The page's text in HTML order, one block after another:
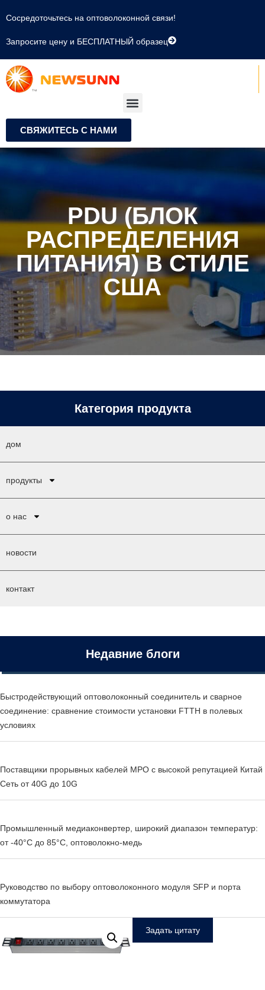
Сосредоточьтесь на оптоволоконной связи!
Запросите цену и БЕСПЛАТНЫЙ образец
СВЯЖИТЕСЬ С НАМИ
PDU (БЛОК
РАСПРЕДЕЛЕНИЯ
ПИТАНИЯ) В СТИЛЕ
США
Категория продукта
дом
продукты
о нас
новости
контакт
Недавние блоги
Быстродействующий оптоволоконный соединитель и сварное
соединение: сравнение стоимости установки FTTH в полевых
условиях
Поставщики прорывных кабелей MPO с высокой репутацией Китай
Сеть от 40G до 10G
Промышленный медиаконвертер, широкий диапазон температур:
от -40°C до 85°C, оптоволокно-медь
Руководство по выбору оптоволоконного модуля SFP и порта
коммутатора
Задать цитату